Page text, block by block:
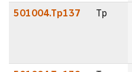
501004.Tp137 Tp